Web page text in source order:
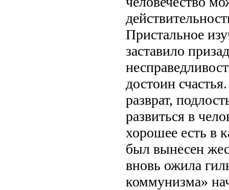
Пристальное
заставило
достоин
разврат,
развиться в
хорошее есть в
был вынесен
вновь ожила
коммунизма»